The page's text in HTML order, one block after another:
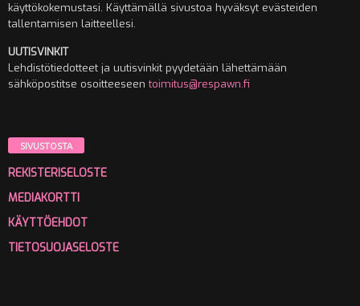
käyttökokemustasi. Käyttämällä sivustoa hyväksyt evästeiden
tallentamisen laitteellesi.
UUTISVINKIT
Lehdistötiedotteet ja uutisvinkit pyydetään lähettämään
sähköpostitse osoitteeseentoimitus@respawn.fi
SIVUSTOSTA
REKISTERISELOSTE
MEDIAKORTTI
KÄYTTÖEHDOT
TIETOSUOJASELOSTE